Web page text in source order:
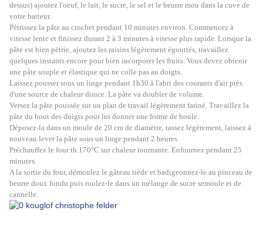
dessus) ajoutez l'oeuf, le lait, le sucre, le sel et le beurre mou dans la cuve de
votre batteur.
Pétrissez la pâte au crochet pendant 10 minutes environ. Commencez à
vitesse lente et finissez durant 2 à 3 minutes à vitesse plus rapide. Lorsque la
pâte est bien pétrie, ajoutez les raisins légèrement égouttés, travaillez
quelques instants encore pour bien incorporer les fruits. Vous devez obtenir
une pâte souple et élastique qui ne colle pas au doigts.
Laissez pousser sous un linge pendant 1h30 à l'abri des courants d'air près
d'une source de chaleur douce. La pâte va doubler de volume.
Versez la pâte poussée sur un plan de travail légèrement fariné. Travaillez la
pâte du bout des doigts pour lui donner une forme de boule.
Déposez-la dans un moule de 20 cm de diamètre, tassez légèrement, laissez à
nouveau lever la pâte sous un linge pendant 2 heures.
Préchauffez le four th.170°C sur chaleur tournante. Enfournez pendant 25
minutes.
A la sortie du four, démoulez le gâteau tiède et badigeonnez-le au pinceau de
beurre doux fondu puis roulez-le dans un mélange de sucre semoule et de
cannelle.